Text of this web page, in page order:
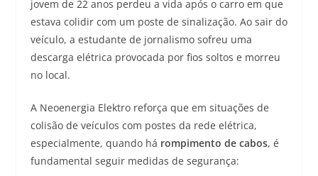
jovem de 22 anos perdeu a vida após o carro em que
estava colidir com um poste de sinalização. Ao sair do
veículo, a estudante de jornalismo sofreu uma
descarga elétrica provocada por fios soltos e morreu
no local.
A Neoenergia Elektro reforça que em situações de
colisão de veículos com postes da rede elétrica,
especialmente, quando há rompimento de cabos, é
fundamental seguir medidas de segurança: